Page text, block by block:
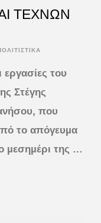
ΤΕΧΝΩΝ
του
Στέγης
που
το απόγευµα
µεσηµέρι της …